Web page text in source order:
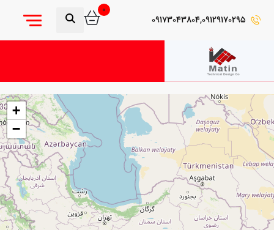
09173043804,09129170295
0
+
−